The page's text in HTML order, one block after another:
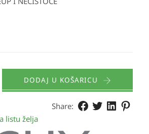
DODAJ U KOŠARICU
Share:
listu želja